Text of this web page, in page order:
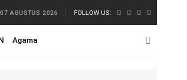
dan Peternak Menanti Perubahan Nyata
07 AGUSTUS 2026 FOLLOW US:
Agama